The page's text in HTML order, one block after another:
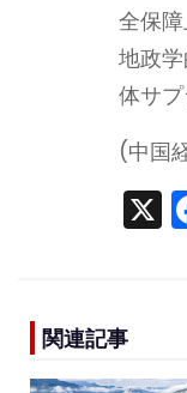
全保
地政
体サ
(中国
X
関連記事